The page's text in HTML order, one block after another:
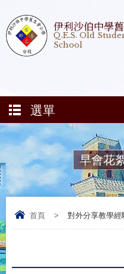
伊利沙伯中學
Q.E.S. Old
School
選單
早會花
首頁 > 對外分享教學經